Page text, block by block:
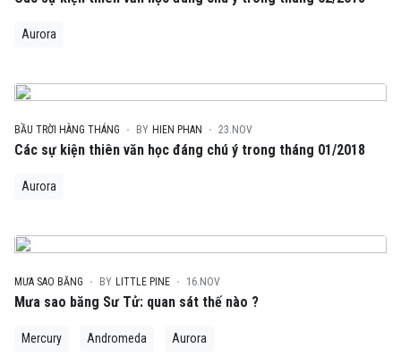
Aurora
BẦU TRỜI HÀNG THÁNG BY HIEN PHAN 23.NOV
Các sự kiện thiên văn học đáng chú ý trong tháng 01/2018
Aurora
MƯA SAO BĂNG BY LITTLE PINE 16.NOV
Mưa sao băng Sư Tử: quan sát thế nào ?
Mercury Andromeda Aurora